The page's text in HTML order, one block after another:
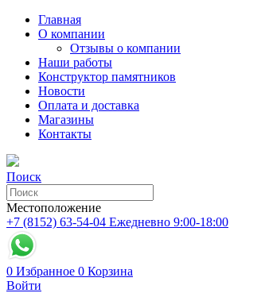
Главная
О компании
Отзывы о компании
Наши работы
Конструктор памятников
Новости
Оплата и доставка
Магазины
Контакты
Поиск
Местоположение
+7 (8152) 63-54-04 Ежедневно 9:00-18:00
0 Избранное 0 Корзина
Войти